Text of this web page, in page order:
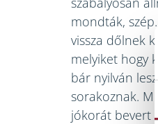
mondták,
vissza dőlnek
melyiket hogy
bár nyilván
sorakoznak.
jókorát bevert